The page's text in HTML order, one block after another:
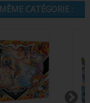
CATÉGORIE :